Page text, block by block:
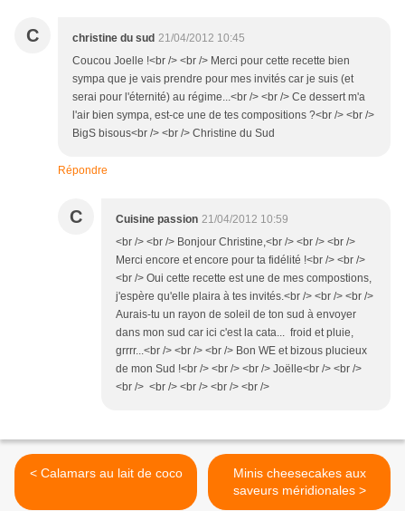
C christine du sud 21/04/2012 10:45
Coucou Joelle !<br /> <br /> Merci pour cette recette bien
sympa que je vais prendre pour mes invités car je suis (et
serai pour l'éternité) au régime...<br /> <br /> Ce dessert m'a
l'air bien sympa, est-ce une de tes compositions ?<br /> <br />
BigS bisous<br /> <br /> Christine du Sud
Répondre
C Cuisine passion 21/04/2012 10:59
<br /> <br /> Bonjour Christine,<br /> <br /> <br />
Merci encore et encore pour ta fidélité !<br /> <br />
<br /> Oui cette recette est une de mes compostions,
j'espère qu'elle plaira à tes invités.<br /> <br /> <br />
Aurais-tu un rayon de soleil de ton sud à envoyer
dans mon sud car ici c'est la cata... froid et pluie,
grrrr...<br /> <br /> <br /> Bon WE et bizous plucieux
de mon Sud !<br /> <br /> <br /> Joëlle<br /> <br />
<br /> <br /> <br /> <br /> <br />
< Calamars au lait de coco
Minis cheesecakes aux
saveurs méridionales >